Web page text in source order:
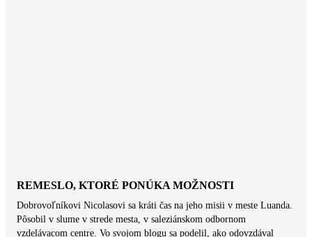
REMESLO, KTORÉ PONÚKA MOŽNOSTI
Dobrovoľníkovi Nicolasovi sa kráti čas na jeho misii v meste Luanda.
Pôsobil v slume v strede mesta, v saleziánskom odbornom
vzdelávacom centre. Vo svojom blogu sa podelil, ako odovzdával